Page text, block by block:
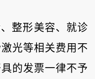
整形美容、就诊
光等相关费用不
的发票一律不予